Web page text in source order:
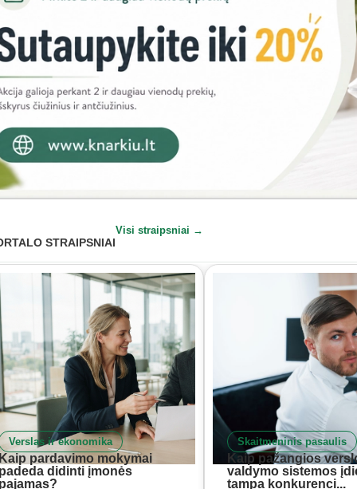
STRAIPSNIAI
Visi straipsniai →
Verslas ir ekonomika
pardavimo mokymai
didinti įmonės
Skaitmeninis pasaulis
Kaip pažangios
valdymo sistemos
tampa konkurenci...